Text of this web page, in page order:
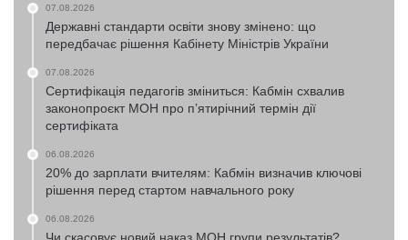
07.08.2026
Державні стандарти освіти знову змінено: що
передбачає рішення Кабінету Міністрів України
07.08.2026
Сертифікація педагогів зміниться: Кабмін схвалив
законопроєкт МОН про п’ятирічний термін дії
сертифіката
06.08.2026
20% до зарплати вчителям: Кабмін визначив ключові
рішення перед стартом навчального року
06.08.2026